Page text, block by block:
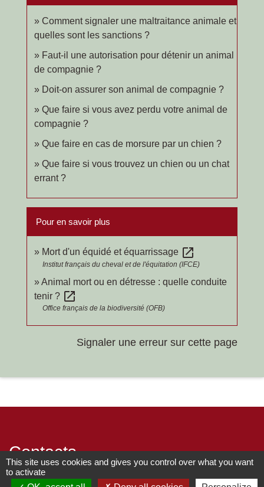
Comment signaler une maltraitance animale et
quelles sont les sanctions ?
Faut-il une autorisation pour détenir un animal
de compagnie ?
Doit-on assurer son animal de compagnie ?
Que faire si vous avez perdu votre animal de
compagnie ?
Que faire en cas de morsure par un chien ?
Que faire si vous trouvez un chien ou un chat
errant ?
Pour en savoir plus
Mort d'un équidé et équarrissage open_in_new
Institut français du cheval et de l'équitation (IFCE)
Animal mort ou en détresse : quelle conduite
tenir ? open_in_new
Office français de la biodiversité (OFB)
Signaler une erreur sur cette page
Contacts
Commune de Chilly-le-Vignoble
This site uses cookies and gives you control over what you want
to activate